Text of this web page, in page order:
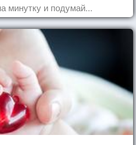
минутку и подумай...